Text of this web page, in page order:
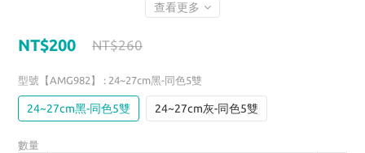
查看更多
NT$200 NT$260
型號【AMG982】 : 24~27cm黑-同色5雙
24~27cm黑-同色5雙 24~27cm灰-同色5雙
數量